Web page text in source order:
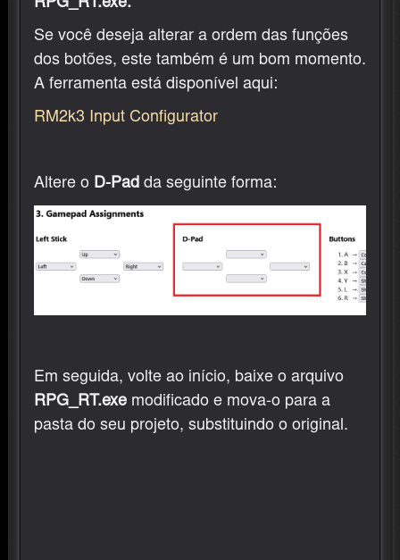
RPG_RT.exe.
Se você deseja alterar a ordem das funções
dos botões, este também é um bom momento.
A ferramenta está disponível aqui:
RM2k3 Input Configurator
Altere o D-Pad da seguinte forma:
Em seguida, volte ao início, baixe o arquivo
RPG_RT.exe modificado e mova-o para a
pasta do seu projeto, substituindo o original.